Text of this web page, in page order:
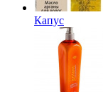
Капус